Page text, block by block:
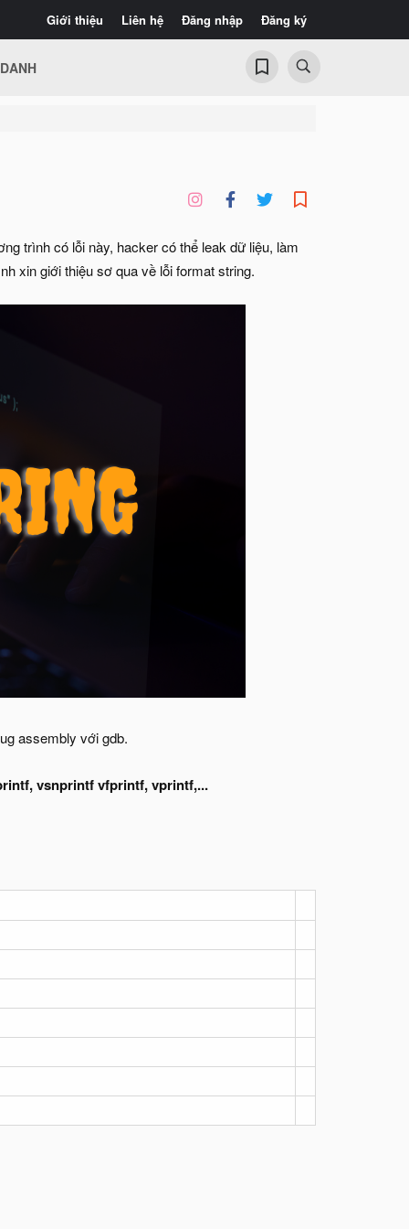
Giới thiệu Liên hệ Đăng nhập Đăng ký
trình có lỗi này, hacker có thể leak dữ liệu, làm
xin giới thiệu sơ qua về lỗi format string.
assembly với gdb.
vsnprintf vfprintf, vprintf,...